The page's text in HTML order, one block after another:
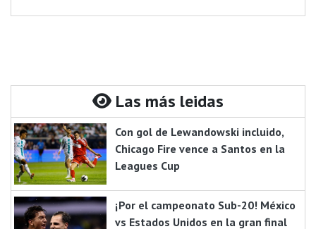
Las más leidas
Con gol de Lewandowski incluido,
Chicago Fire vence a Santos en la
Leagues Cup
¡Por el campeonato Sub-20! México
vs Estados Unidos en la gran final